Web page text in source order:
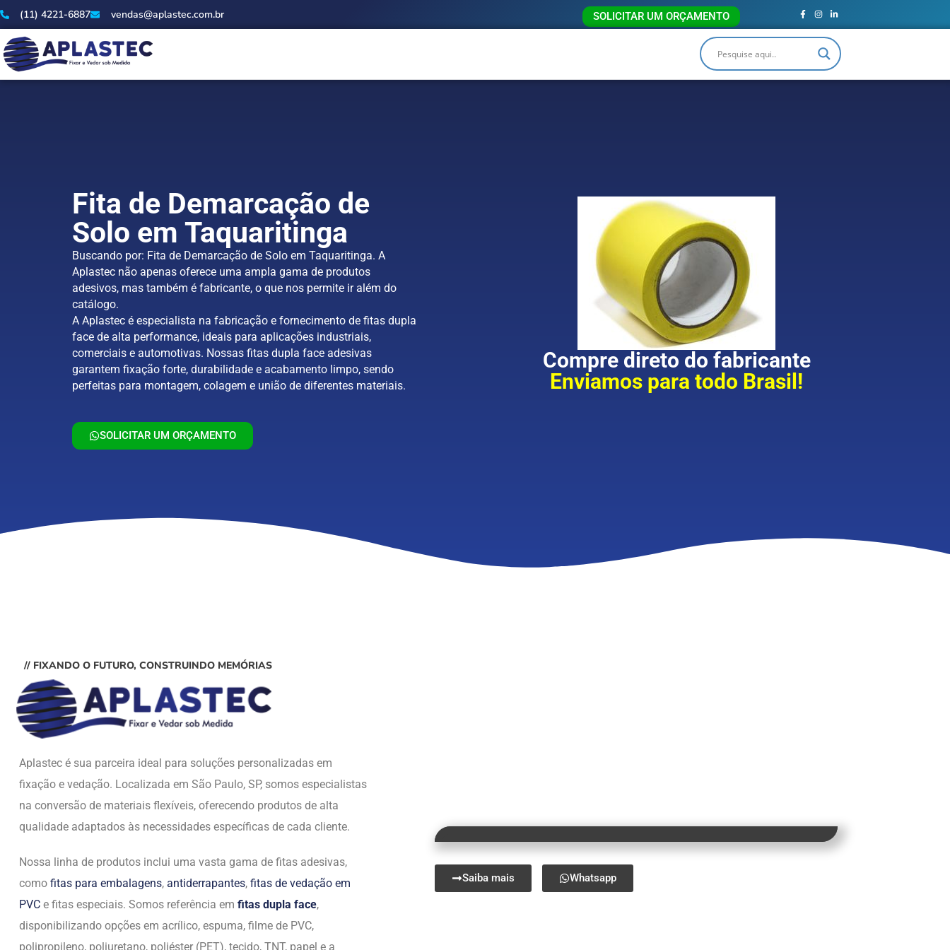
(11) 4221-6887 vendas@aplastec.com.br SOLICITAR UM ORÇAMENTO
Fita de Demarcação de
Solo em Taquaritinga
Buscando por: Fita de Demarcação de Solo em Taquaritinga. A
Aplastec não apenas oferece uma ampla gama de produtos
adesivos, mas também é fabricante, o que nos permite ir além do
catálogo.
A Aplastec é especialista na fabricação e fornecimento de fitas dupla
face de alta performance, ideais para aplicações industriais,
comerciais e automotivas. Nossas fitas dupla face adesivas
garantem fixação forte, durabilidade e acabamento limpo, sendo
perfeitas para montagem, colagem e união de diferentes materiais.
SOLICITAR UM ORÇAMENTO
Compre direto do fabricante
Enviamos para todo Brasil!
// FIXANDO O FUTURO, CONSTRUINDO MEMÓRIAS
Aplastec é sua parceira ideal para soluções personalizadas em
fixação e vedação. Localizada em São Paulo, SP, somos especialistas
na conversão de materiais flexíveis, oferecendo produtos de alta
qualidade adaptados às necessidades específicas de cada cliente.
Nossa linha de produtos inclui uma vasta gama de fitas adesivas,
como fitas para embalagens, antiderrapantes, fitas de vedação em
PVC e fitas especiais. Somos referência em fitas dupla face,
disponibilizando opções em acrílico, espuma, filme de PVC,
polipropileno, poliuretano, poliéster (PET), tecido, TNT, papel e a
Saiba mais Whatsapp